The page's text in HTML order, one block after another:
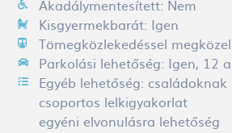
Akadálymentesített: Nem
Kisgyermekbarát: Igen
Tömegközlekedéssel
Parkolási lehetőség: Igen, 12
Egyéb lehetőség: családoknak
csoportos lelkigyakorlat
egyéni elvonulásra lehetőség